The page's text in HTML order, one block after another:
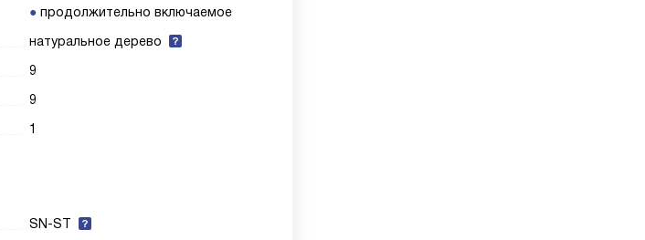
продолжительно включаемое
натуральное дерево
9
9
1
SN-ST